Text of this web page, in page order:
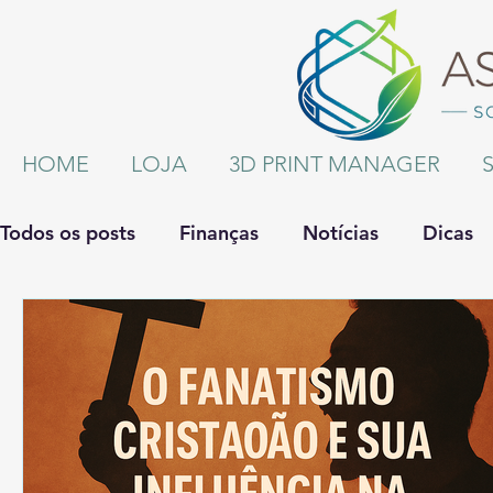
HOME LOJA 3D PRINT MANAGER
Todos os posts Finanças Notícias Dicas
Administração de Empresas Saúde